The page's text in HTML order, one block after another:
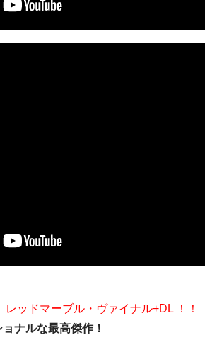
レッドマーブル・ヴァイナル+DL ！！
ナルな最高傑作！